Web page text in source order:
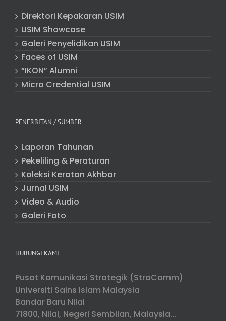
Direktori Kepakaran USIM
USIM Showcase
Galeri Penyelidikan USIM
Faces of USIM
“IKON” Alumni
Micro Credential USIM
PENERBITAN / SUMBER
Laporan Tahunan
Pekeliling & Peraturan
Koleksi Keratan Akhbar
Jurnal USIM
Video & Audio
Galeri Foto
HUBUNGI KAMI
Pusat Komunikasi Strategik (StraComm)
Universiti Sains Islam Malaysia
Bandar Baru Nilai
71800, Nilai, Negeri Sembilan, Malaysia...